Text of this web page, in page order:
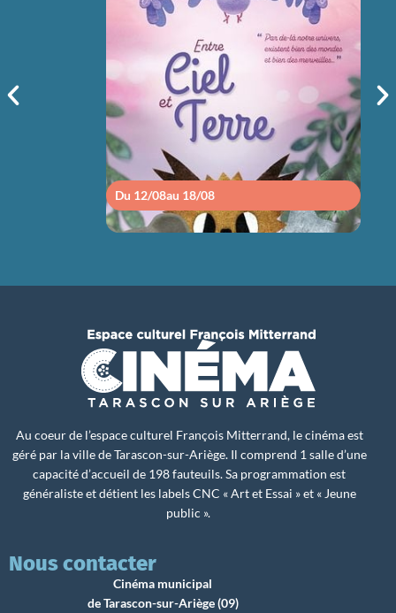
Du 12/08au 18/08
ENTRE CIEL ET TERRE
sam 15/08
14h30
Au coeur de l’espace culturel François Mitterrand, le cinéma est
géré par la ville de Tarascon-sur-Ariège. Il comprend 1 salle d’une
capacité d’accueil de 198 fauteuils. Sa programmation est
généraliste et détient les labels CNC « Art et Essai » et « Jeune
public ».
Nous contacter
Cinéma municipal
de Tarascon-sur-Ariège (09)